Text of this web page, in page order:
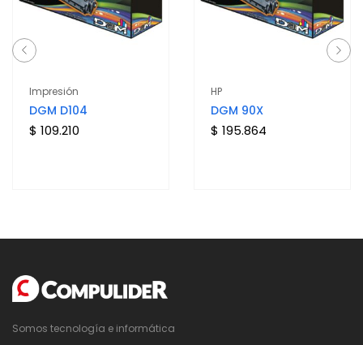
Impresión
DGM D104
$ 109.210
HP
DGM 90X
$ 195.864
Somos tecnología e informática